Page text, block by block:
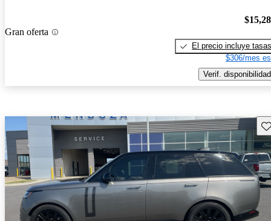
Gran oferta
El precio incluye tasas
$306/mes
Verif. disponibilidad